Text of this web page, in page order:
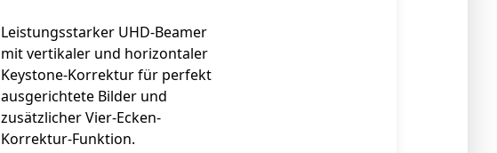
Leistungsstarker UHD-Beamer
mit vertikaler und horizontaler
Keystone-Korrektur für perfekt
ausgerichtete Bilder und
zusätzlicher Vier-Ecken-
Korrektur-Funktion.